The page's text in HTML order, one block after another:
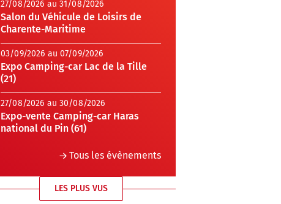
27/08/2026 au 31/08/2026
Salon du Véhicule de Loisirs de
Charente-Maritime
03/09/2026 au 07/09/2026
Expo Camping-car Lac de la Tille
(21)
27/08/2026 au 30/08/2026
Expo-vente Camping-car Haras
national du Pin (61)
Tous les évènements
LES PLUS VUS